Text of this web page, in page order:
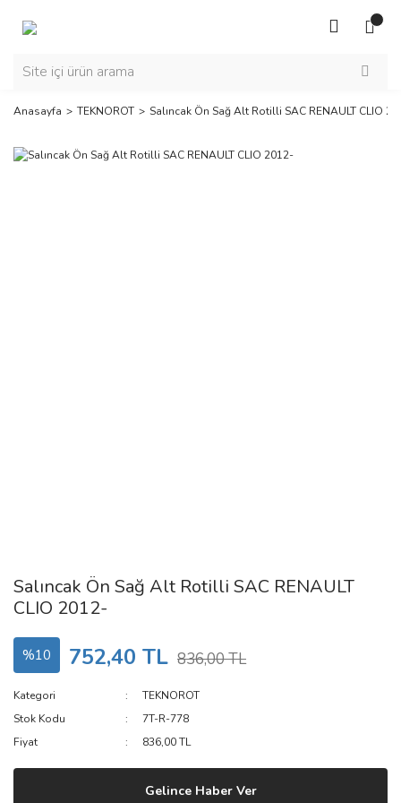
Anasayfa TEKNOROT Salıncak Ön Sağ Alt Rotilli SAC RENAULT CLIO
Salıncak Ön Sağ Alt Rotilli SAC RENAULT
CLIO 2012-
%10 752,40 TL 836,00 TL
Kategori
TEKNOROT
Stok Kodu
7T-R-778
Fiyat
836,00 TL
Gelince Haber Ver